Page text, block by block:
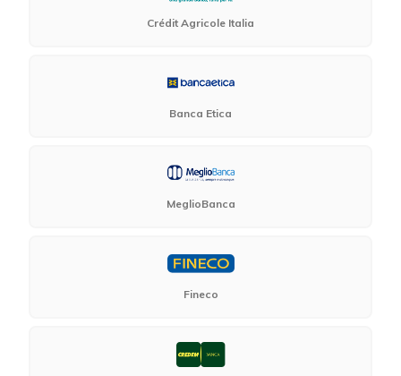
Crédit Agricole Italia
Banca Etica
MeglioBanca
Fineco